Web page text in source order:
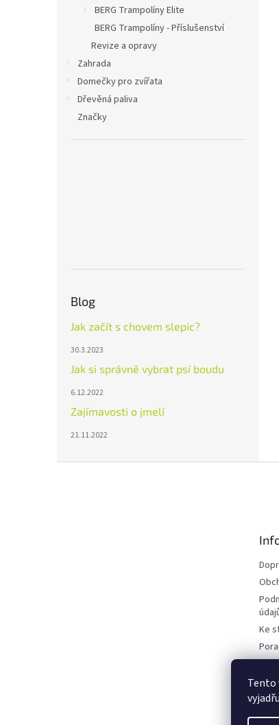
Tento
BERG Trampolíny Elite
BERG Trampolíny - Příslušenství
Revize a opravy
Zahrada
Domečky pro zvířata
Dřevěná paliva
Značky
Blog
Jak začít s chovem slepic?
30.3.2023
Jak si správně vybrat psí boudu
6.12.2022
Zajímavosti o jmelí
21.11.2022
Ke